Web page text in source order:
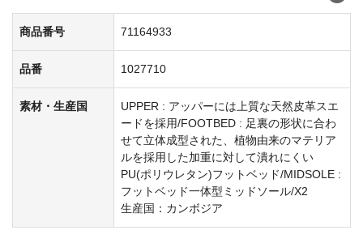
商品番号 71164933
品番 1027710
素材・生産国
UPPER : アッパーには上質な天然皮革スエ
ードを採用/FOOTBED : 足裏の形状に合わ
せて立体成型された、植物由来のマテリア
ルを採用した加重に対して潰れにくい
PU(ポリウレタン)フットベッド/MIDSOLE :
フットベッド一体型ミッドソール/X2
生産国：カンボジア